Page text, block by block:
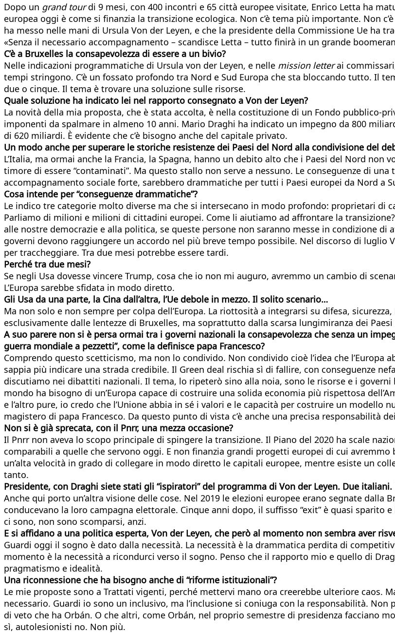
Dopo un grand tourdi 9 mesi, con 400 incontri e 65 città europee visitate, Enrico Letta ha
europea oggi è come si finanzia la transizione ecologica. Non c’è tema più importante. Non
ha messo nelle mani di Ursula Von der Leyen, e che la presidente della Commissione Ue
«Senza il necessario accompagnamento – scandisce Letta – tutto finirà in un grande
C’è a Bruxelles la consapevolezza di essere a un bivio?
Nelle indicazioni programmatiche di Ursula von der Leyen, e nelle mission letterai
tempi stringono. C’è un fossato profondo tra Nord e Sud Europa che sta bloccando tutto. Il
due o cinque. Il tema è trovare una soluzione sulle risorse.
Quale soluzione ha indicato lei nel rapporto consegnato a Von der Leyen?
La novità della mia proposta, che è stata accolta, è nella costituzione di un Fondo pubblico-
imponenti da spalmare in almeno 10 anni. Mario Draghi ha indicato un impegno da 800
di 620 miliardi. È evidente che c’è bisogno anche del capitale privato.
Un modo anche per superare le storiche resistenze dei Paesi del Nord alla condivisione del
L’Italia, ma ormai anche la Francia, la Spagna, hanno un debito alto che i Paesi del Nord
timore di essere “contaminati”. Ma questo stallo non serve a nessuno. Le conseguenze di
accompagnamento sociale forte, sarebbero drammatiche per tutti i Paesi europei da Nord a
Cosa intende per “conseguenze drammatiche”?
Le indico tre categorie molto diverse ma che si intersecano in modo profondo: proprietari di
Parliamo di milioni e milioni di cittadini europei. Come li aiutiamo ad affrontare la
alle nostre democrazie e alla politica, se queste persone non saranno messe in condizione di
governi devono raggiungere un accordo nel più breve tempo possibile. Nel discorso di luglio
per traccheggiare. Tra due mesi potrebbe essere tardi.
Perché tra due mesi?
Se negli Usa dovesse vincere Trump, cosa che io non mi auguro, avremmo un cambio di
L’Europa sarebbe sfidata in modo diretto.
Gli Usa da una parte, la Cina dall’altra, l’Ue debole in mezzo. Il solito scenario…
Ma non solo e non sempre per colpa dell’Europa. La riottosità a integrarsi su difesa,
esclusivamente dalle lentezze di Bruxelles, ma soprattutto dalla scarsa lungimiranza dei
A suo parere non si è persa ormai tra i governi nazionali la consapevolezza che senza un
guerra mondiale a pezzetti”, come la definisce papa Francesco?
Comprendo questo scetticismo, ma non lo condivido. Non condivido cioè l’idea che l’Europa
sappia più indicare una strada credibile. Il Green deal rischia sì di fallire, con conseguenze
discutiamo nei dibattiti nazionali. Il tema, lo ripeterò sino alla noia, sono le risorse e i
mondo ha bisogno di un’Europa capace di costruire una solida economia più rispettosa
e l’altro pure, io credo che l’Unione abbia in sé i valori e le capacità per costruire un
magistero di papa Francesco. Da questo punto di vista c’è anche una precisa responsabilità
Non si è già sprecata, con il Pnrr, una mezza occasione?
Il Pnrr non aveva lo scopo principale di spingere la transizione. Il Piano del 2020 ha scale
comparabili a quelle che servono oggi. E non finanzia grandi progetti europei di cui
un’alta velocità in grado di collegare in modo diretto le capitali europee, mentre esiste un
tanto.
Presidente, con Draghi siete stati gli “ispiratori” del programma di Von der Leyen. Due
Anche qui porto un’altra visione delle cose. Nel 2019 le elezioni europee erano segnate dalla
conducevano la loro campagna elettorale. Cinque anni dopo, il suffisso “exit” è quasi sparito
ci sono, non sono scomparsi, anzi.
E si affidano a una politica esperta, Von der Leyen, che però al momento non sembra aver
Guardi oggi il sogno è dato dalla necessità. La necessità è la drammatica perdita di
momento è la necessità a ricondurci verso il sogno. Penso che il rapporto mio e quello di
pragmatismo e idealità.
Una riconnessione che ha bisogno anche di “riforme istituzionali”?
Le mie proposte sono a Trattati vigenti, perché mettervi mano ora creerebbe ulteriore caos.
necessario. Guardi io sono un inclusivo, ma l’inclusione si coniuga con la responsabilità.
di veto che ha Orbán. O che altri, come Orbán, nel proprio semestre di presidenza facciano
sì, autolesionisti no. Non più.